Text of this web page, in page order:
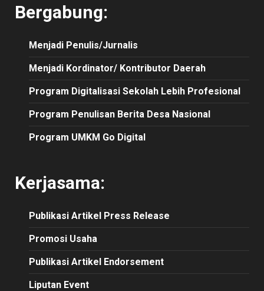
Bergabung:
Menjadi Penulis/Jurnalis
Menjadi Kordinator/ Kontributor Daerah
Program Digitalisasi Sekolah Lebih Profesional
Program Penulisan Berita Desa Nasional
Program UMKM Go Digital
Kerjasama:
Publikasi Artikel Press Release
Promosi Usaha
Publikasi Artikel Endorsement
Liputan Event